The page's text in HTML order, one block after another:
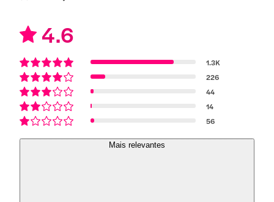
4.6
1.3K
226
44
14
56
Mais relevantes